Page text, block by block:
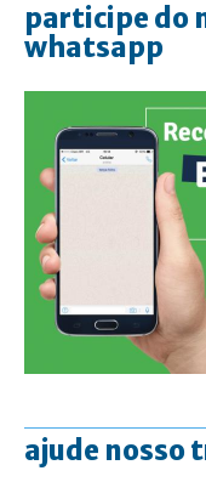
participe do
whatsapp
ajude nosso